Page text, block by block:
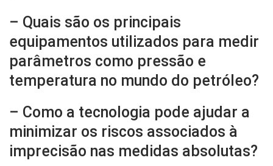
– Quais são os principais
equipamentos utilizados para medir
parâmetros como pressão e
temperatura no mundo do petróleo?
– Como a tecnologia pode ajudar a
minimizar os riscos associados à
imprecisão nas medidas absolutas?